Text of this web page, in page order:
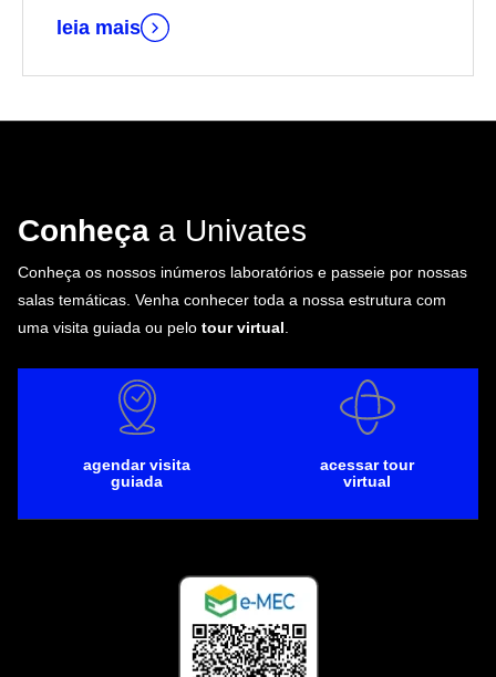
leia mais
Conheça a Univates
Conheça os nossos inúmeros laboratórios e passeie por nossas
salas temáticas. Venha conhecer toda a nossa estrutura com
uma visita guiada ou pelo tour virtual.
agendar visita
guiada
acessar tour
virtual